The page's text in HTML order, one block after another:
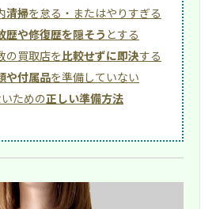
清掃を怠る・またはやりすぎる
歴や修復歴を隠そう とする
の買取店を比較せずに即決する
や付属品を準備していない
ための正しい準備方法